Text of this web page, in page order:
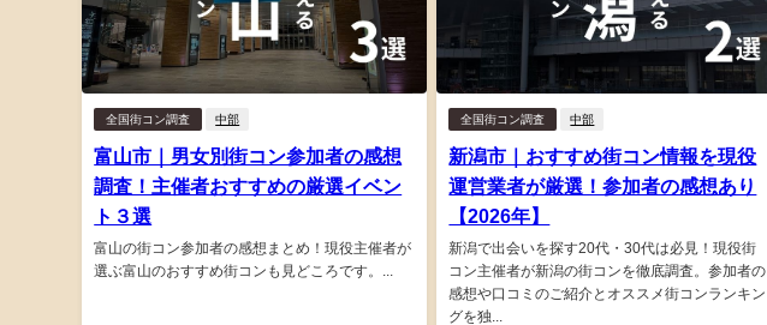
全国街コン調査 中部
富山市｜男女別街コン参加者の感想
調査！主催者おすすめの厳選イベン
ト３選
富山の街コン参加者の感想まとめ！現役主催者が
選ぶ富山のおすすめ街コンも見どころです。...
全国街コン調査 中部
新潟市｜おすすめ街コン情報を現役
運営業者が厳選！参加者の感想あり
【2026年】
新潟で出会いを探す20代・30代は必見！現役街
コン主催者が新潟の街コンを徹底調査。参加者の
感想や口コミのご紹介とオススメ街コンランキン
グを独...